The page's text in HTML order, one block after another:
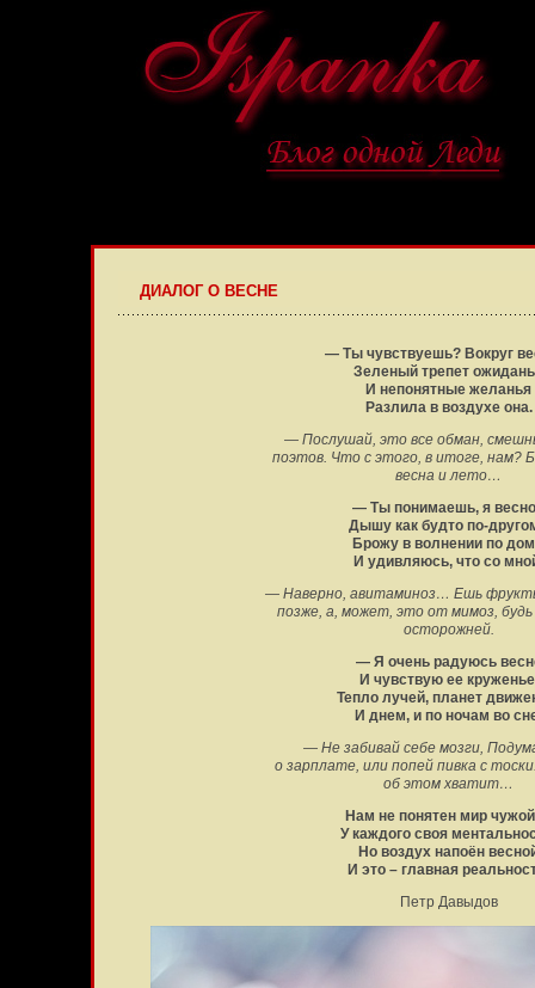
ДИАЛОГ О ВЕСНЕ
— Ты чувствуешь? Вокруг
Зеленый трепет
И непонятные желанья
Разлила в воздухе она.
— Послушай, это все обман,
поэтов. Что с этого, в итоге, нам?
весна и лето…
— Ты понимаешь, я
Дышу как будто по-
Брожу в волнении по
И удивляюсь, что со
— Наверно, авитаминоз… Ешь
позже, а, может, это от мимоз, будь
осторожней.
— Я очень радуюсь
И чувствую ее
Тепло лучей, планет
И днем, и по ночам во
— Не забивай себе мозги,
о зарплате, или попей пивка с
об этом хватит…
Нам не понятен мир
У каждого своя
Но воздух напоён
И это – главная
Петр Давыдов